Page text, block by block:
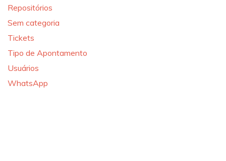
Repositórios
Sem categoria
Tickets
Tipo de Apontamento
Usuários
WhatsApp